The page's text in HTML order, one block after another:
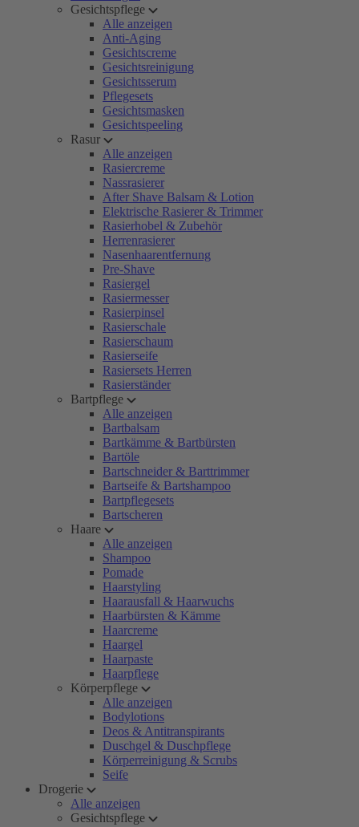
Gesichtspflege
Alle anzeigen
Anti-Aging
Gesichtscreme
Gesichtsreinigung
Gesichtsserum
Pflegesets
Gesichtsmasken
Gesichtspeeling
Rasur
Alle anzeigen
Rasiercreme
Nassrasierer
After Shave Balsam & Lotion
Elektrische Rasierer & Trimmer
Rasierhobel & Zubehör
Herrenrasierer
Nasenhaarentfernung
Pre-Shave
Rasiergel
Rasiermesser
Rasierpinsel
Rasierschale
Rasierschaum
Rasierseife
Rasiersets Herren
Rasierständer
Bartpflege
Alle anzeigen
Bartbalsam
Bartkämme & Bartbürsten
Bartöle
Bartschneider & Barttrimmer
Bartseife & Bartshampoo
Bartpflegesets
Bartscheren
Haare
Alle anzeigen
Shampoo
Pomade
Haarstyling
Haarausfall & Haarwuchs
Haarbürsten & Kämme
Haarcreme
Haargel
Haarpaste
Haarpflege
Körperpflege
Alle anzeigen
Bodylotions
Deos & Antitranspirants
Duschgel & Duschpflege
Körperreinigung & Scrubs
Seife
Drogerie
Alle anzeigen
Gesichtspflege